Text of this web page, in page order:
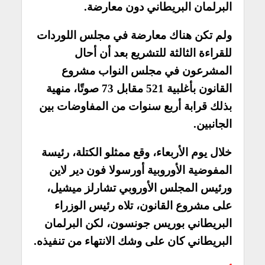
البرلمان البريطاني دون معارضة.
ولم تكن هناك معارضة في مجلس اللوردات
للقراءة الثالثة للتشريع بعد أن أحال
المشرعون في مجلس النواب مشروع
القانون بأغلبية 521 مقابل 73 صوتًا، منهية
بذلك قرابة أربع سنوات من المفاوضات بين
الجانبين.
خلال يوم الأربعاء، وقع ممثلو الكتلة، رئيسة
المفوضية الأوروبية أورسولا فون دير لاين
ورئيس المجلس الأوروبي تشارلز ميشيل،
على مشروع القانون، تلاه رئيس الوزراء
البريطاني بوريس جونسون، لكن البرلمان
البريطاني كان على وشك الانتهاء من تنفيذه.